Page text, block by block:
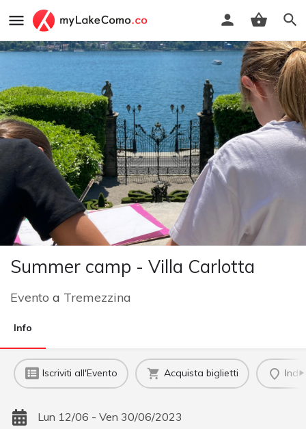
Summer camp - Villa Carlotta
Evento a Tremezzina
Info
Iscriviti all'Evento Acquista biglietti
Lun 12/06 - Ven 30/06/2023